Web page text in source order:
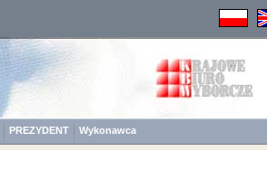
PREZYDENT Wykonawca